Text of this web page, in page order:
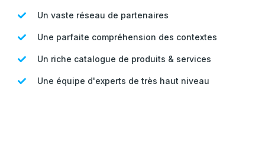
Un vaste réseau de partenaires
Une parfaite compréhension des contextes
Un riche catalogue de produits & services
Une équipe d'experts de très haut niveau